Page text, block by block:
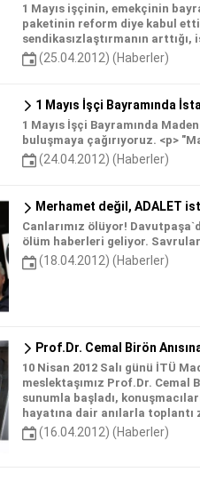
1 Mayıs işçinin, emekçinin
paketinin reform diye kabul
sendikasızlaştırmanın
(25.04.2012) (Haberler)
1 Mayıs İşçi Bayramında
1 Mayıs İşçi Bayramında
buluşmaya çağırıyoruz. <p>
(24.04.2012) (Haberler)
Merhamet değil, ADALET
Canlarımız ölüyor!
ölüm haberleri geliyor.
(18.04.2012) (Haberler)
Prof.Dr. Cemal Birön
10 Nisan 2012 Salı günü İTÜ
meslektaşımız Prof.Dr.
sunumla başladı,
hayatına dair anılarla toplantı
(16.04.2012) (Haberler)